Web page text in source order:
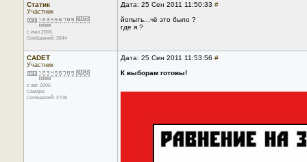
Статик
Участник
с июл 2006
Сообщений: 3844
Дата: 25 Сен 2011 11:50:33 #
йопыть...чё это было ?
где я ?
CADET
Участник
с авг 2006
Самара
Сообщений: 4708
Дата: 25 Сен 2011 11:53:56 #
К выборам готовы!